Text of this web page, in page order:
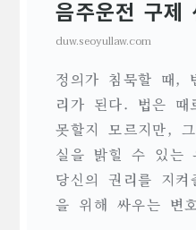
음주운전 구제
duw.seoyullaw.com
정의가 침묵할 때,
리가 된다. 법은 때
못할지 모르지만,
실을 밝힐 수 있는
당신의 권리를 지
을 위해 싸우는 변